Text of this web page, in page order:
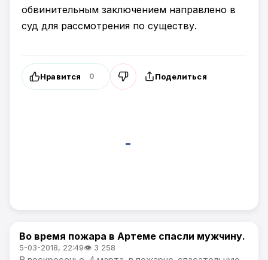
обвинительным заключением направлено в
суд для рассмотрения по существу.
Нравится 0 Поделиться
Происшествия
Во время пожара в Артеме спасли мужчину.
5-03-2018, 22:49👁 3 258